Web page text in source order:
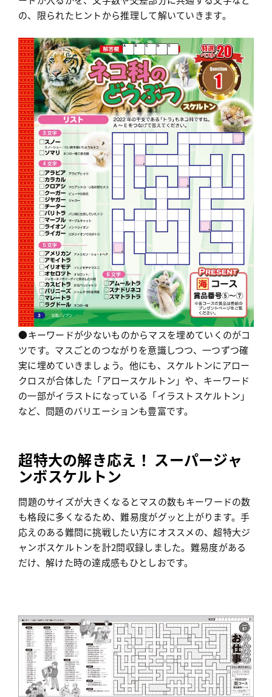
の、限られたヒントから推理して解いていきます。
●キーワードが少ないものからマスを埋めていくのがコ
ツです。マスごとのつながりを意識しつつ、一つずつ確
実に埋めていきましょう。他にも、スケルトンにアロー
クロスが合体した「アロースケルトン」や、キーワード
の一部がイラストになっている「イラストスケルトン」
など、問題のバリエーションも豊富です。
超特大の解き応え！ スーパージャ
ンボスケルトン
問題のサイズが大きくなるとマスの数もキーワードの数
も格段に多くなるため、難易度がグッと上がります。手
応えのある難問に挑戦したい方にオススメの、超特大ジ
ャンボスケルトンを計2問収録しました。難易度がある
だけ、解けた時の達成感もひとしおです。